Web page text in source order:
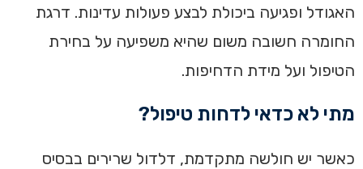
האגודל ופגיעה ביכולת לבצע פעולות עדינות. דרגת
החומרה חשובה משום שהיא משפיעה על בחירת
הטיפול ועל מידת הדחיפות.
מתי לא כדאי לדחות טיפול?
כאשר יש חולשה מתקדמת, דלדול שרירים בבסיס